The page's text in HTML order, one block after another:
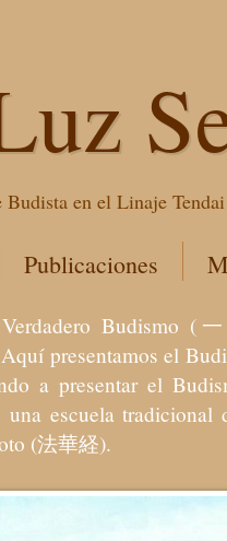
en el Linaje
Publicaciones
Budismo (
presentamos el
a presentar el
escuela tradicional
(法華経).